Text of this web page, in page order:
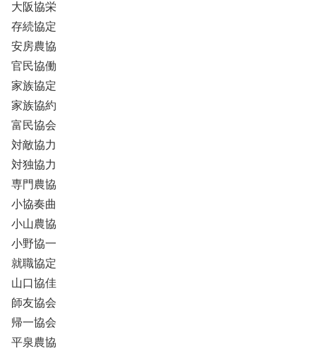
大阪協栄
存続協定
安房農協
官民協働
家族協定
家族協約
富民協会
対敵協力
対独協力
専門農協
小協奏曲
小山農協
小野協一
就職協定
山口協佳
師友協会
帰一協会
平泉農協